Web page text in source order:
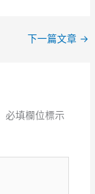
下一篇文章 →
必填欄位標示